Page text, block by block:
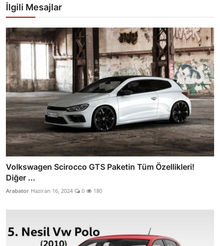
İlgili Mesajlar
Volkswagen Scirocco GTS Paketin Tüm Özellikleri!
Diğer ...
Arabator Haziran 16, 2024 0 180